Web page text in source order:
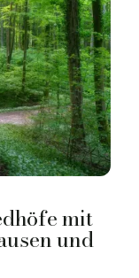
mit
und